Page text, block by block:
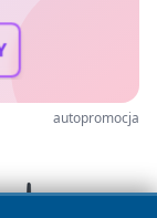
autopromocja